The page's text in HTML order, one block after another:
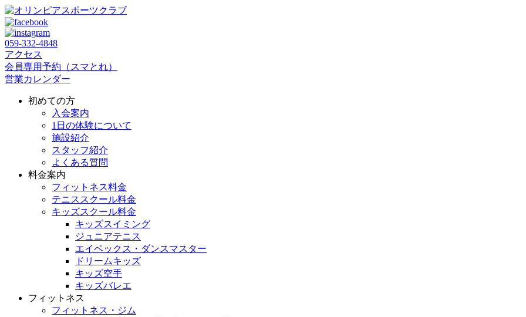
059‐332‐4848
アクセス
会員専用予約（スマとれ）
営業カレンダー
初めての方
入会案内
1日の体験について
施設紹介
スタッフ紹介
よくある質問
料金案内
フィットネス料金
テニススクール料金
キッズスクール料金
キッズスイミング
ジュニアテニス
エイベックス・ダンスマスター
ドリームキッズ
キッズ空手
キッズバレエ
フィットネス
フィットネス・ジム